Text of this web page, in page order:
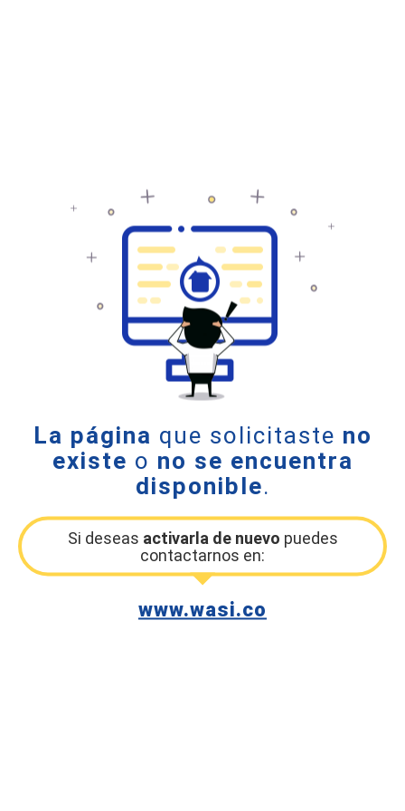
La página que solicitaste no
existe o no se encuentra
disponible.
Si deseas activarla de nuevo puedes
contactarnos en:
www.wasi.co